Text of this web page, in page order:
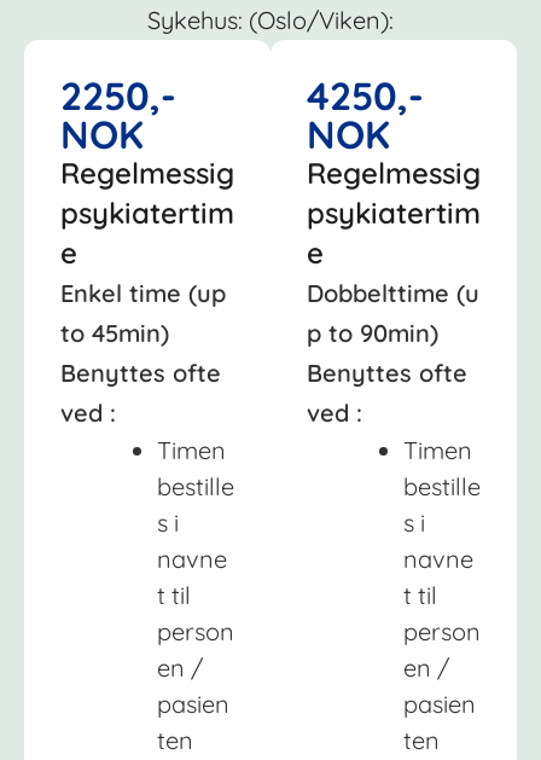
Sykehus: (Oslo/Viken):
2250,-
NOK
Regelmessig
psykiatertim
e
Enkel time (up
to 45min)
Benyttes ofte
ved :
Timen
bestille
s i
navne
t til
person
en /
pasien
ten
4250,-
NOK
Regelmessig
psykiatertim
e
Dobbelttime (u
p to 90min)
Benyttes ofte
ved :
Timen
bestille
s i
navne
t til
person
en /
pasien
ten